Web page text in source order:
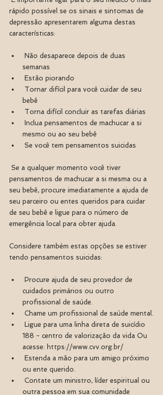
rápido possível se os sinais e sintomas de
depressão apresentarem alguma destas
características:
semanas
Estão piorando
bebê
Torna difícil concluir as tarefas diárias
mesmo ou ao seu bebê
Se você tem pensamentos suicidas
pensamentos de machucar a si mesma ou a
seu bebê, procure imediatamente a ajuda de
seu parceiro ou entes queridos para cuidar
de seu bebê e ligue para o número de
emergência local para obter ajuda.
Considere também estas opções se estiver
tendo pensamentos suicidas:
cuidados primários ou outro
profissional de saúde.
Chame um profissional de saúde mental.
188 - centro de valorização da vida Ou
acesse: https://www.cvv.org.br/
ou ente querido.
outra pessoa em sua comunidade